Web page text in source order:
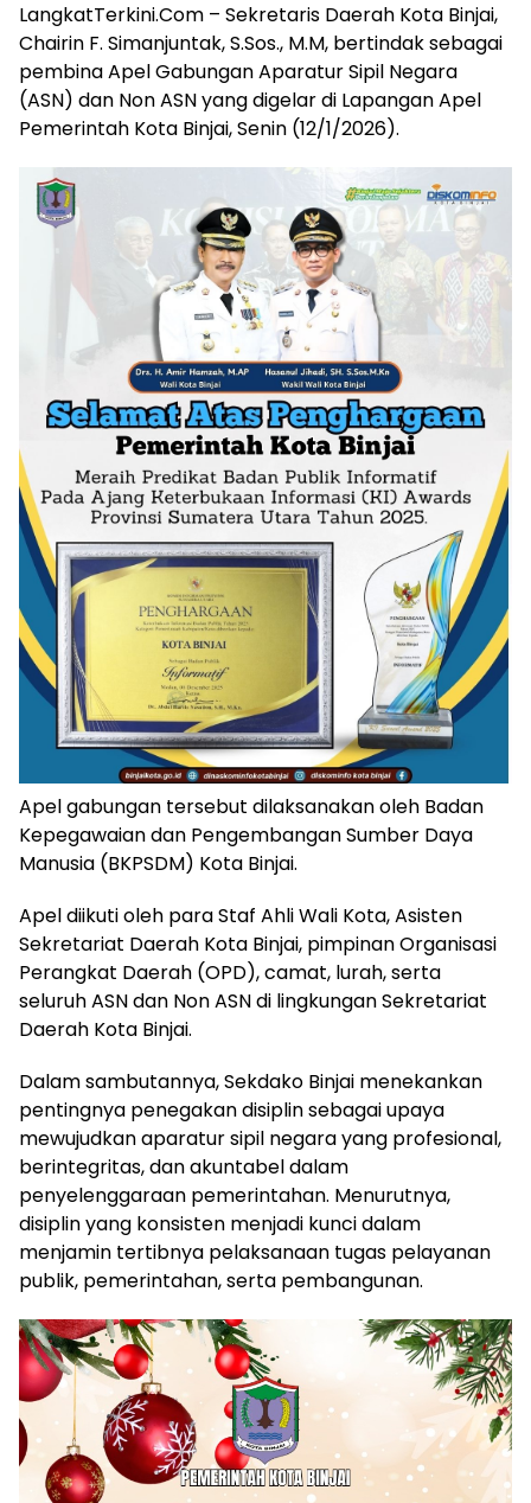
LangkatTerkini.Com – Sekretaris Daerah Kota Binjai,
Chairin F. Simanjuntak, S.Sos., M.M, bertindak sebagai
pembina Apel Gabungan Aparatur Sipil Negara
(ASN) dan Non ASN yang digelar di Lapangan Apel
Pemerintah Kota Binjai, Senin (12/1/2026).
Apel gabungan tersebut dilaksanakan oleh Badan
Kepegawaian dan Pengembangan Sumber Daya
Manusia (BKPSDM) Kota Binjai.
Apel diikuti oleh para Staf Ahli Wali Kota, Asisten
Sekretariat Daerah Kota Binjai, pimpinan Organisasi
Perangkat Daerah (OPD), camat, lurah, serta
seluruh ASN dan Non ASN di lingkungan Sekretariat
Daerah Kota Binjai.
Dalam sambutannya, Sekdako Binjai menekankan
pentingnya penegakan disiplin sebagai upaya
mewujudkan aparatur sipil negara yang profesional,
berintegritas, dan akuntabel dalam
penyelenggaraan pemerintahan. Menurutnya,
disiplin yang konsisten menjadi kunci dalam
menjamin tertibnya pelaksanaan tugas pelayanan
publik, pemerintahan, serta pembangunan.